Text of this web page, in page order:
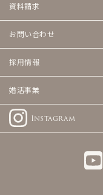
資料請求
お問い合わせ
採用情報
婚活事業
Instagram